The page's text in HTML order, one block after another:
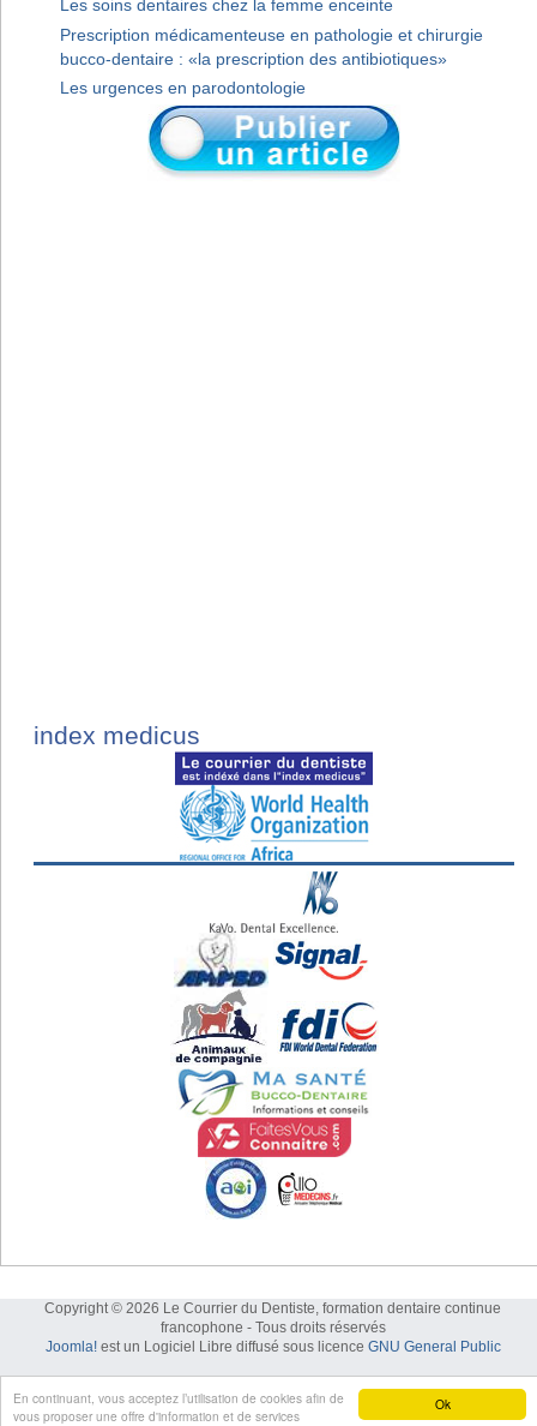
Ok
En continuant, vous acceptez l’utilisation de cookies afin de
vous proposer une offre d'information et de services
Les soins dentaires chez la femme enceinte
Prescription médicamenteuse en pathologie et chirurgie
bucco-dentaire : «la prescription des antibiotiques»
Les urgences en parodontologie
index medicus
Copyright © 2026 Le Courrier du Dentiste, formation dentaire continue
francophone - Tous droits réservés
Joomla!est un Logiciel Libre diffusé sous licence GNU General Public